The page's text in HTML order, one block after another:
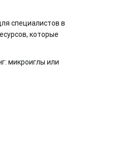
специалистов в
которые
микроиглы или